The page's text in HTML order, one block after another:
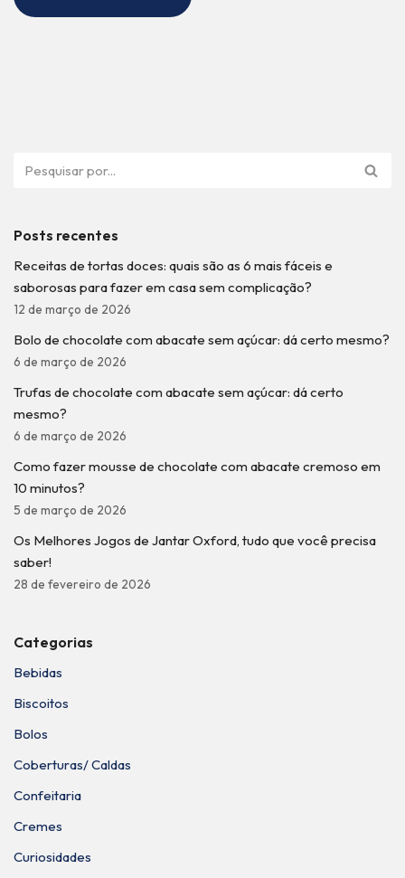
Posts recentes
Receitas de tortas doces: quais são as 6 mais fáceis e
saborosas para fazer em casa sem complicação?
12 de março de 2026
Bolo de chocolate com abacate sem açúcar: dá certo mesmo?
6 de março de 2026
Trufas de chocolate com abacate sem açúcar: dá certo
mesmo?
6 de março de 2026
Como fazer mousse de chocolate com abacate cremoso em
10 minutos?
5 de março de 2026
Os Melhores Jogos de Jantar Oxford, tudo que você precisa
saber!
28 de fevereiro de 2026
Categorias
Bebidas
Biscoitos
Bolos
Coberturas/ Caldas
Confeitaria
Cremes
Curiosidades